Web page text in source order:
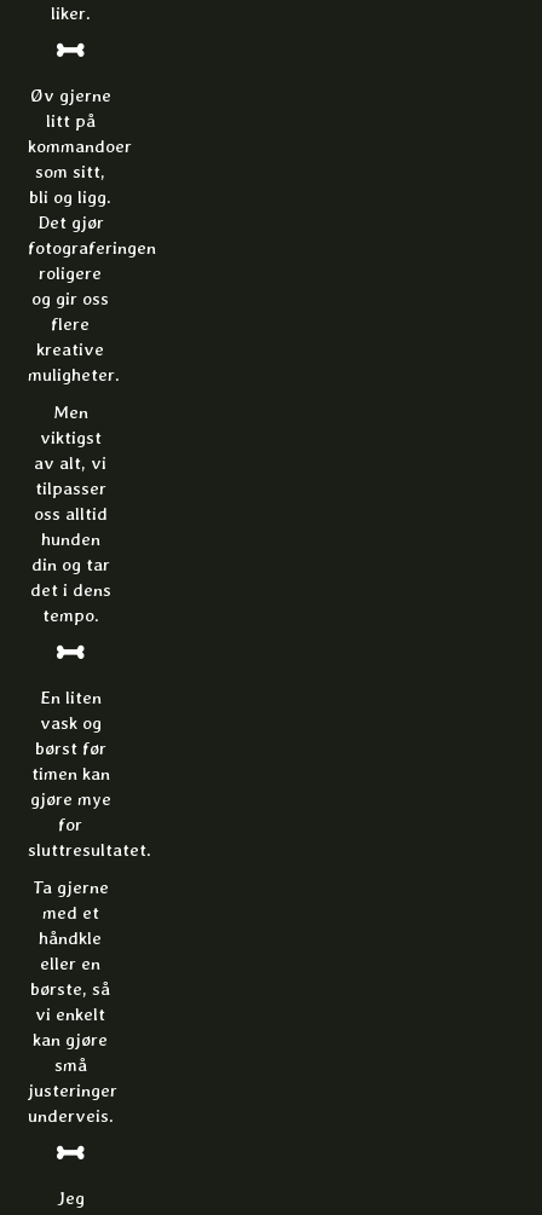
liker.
Øv gjerne
litt på
kommandoer
som sitt,
bli og ligg.
Det gjør
fotograferingen
roligere
og gir oss
flere
kreative
muligheter.
Men
viktigst
av alt, vi
tilpasser
oss alltid
hunden
din og tar
det i dens
tempo.
En liten
vask og
børst før
timen kan
gjøre mye
for
sluttresultatet.
Ta gjerne
med et
håndkle
eller en
børste, så
vi enkelt
kan gjøre
små
justeringer
underveis.
Jeg